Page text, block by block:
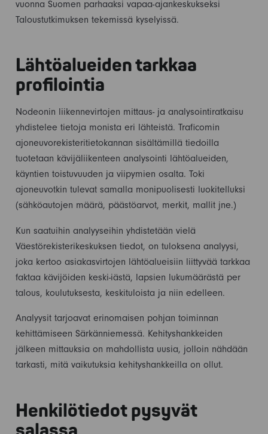
vuonna Suomen parhaaksi vapaa-ajankeskukseksi
Taloustutkimuksen tekemissä kyselyissä.
Lähtöalueiden tarkkaa
profilointia
Nodeonin liikennevirtojen mittaus- ja analysointiratkaisu
yhdistelee tietoja monista eri lähteistä. Traficomin
ajoneuvorekisteritietokannan sisältämillä tiedoilla
tuotetaan kävijäliikenteen analysointi lähtöalueiden,
käyntien toistuvuuden ja viipymien osalta. Toki
ajoneuvotkin tulevat samalla monipuolisesti luokitelluksi
(sähköautojen määrä, päästöarvot, merkit, mallit jne.)
Kun saatuihin analyyseihin yhdistetään vielä
Väestörekisterikeskuksen tiedot, on tuloksena analyysi,
joka kertoo asiakasvirtojen lähtöalueisiin liittyvää tarkkaa
faktaa kävijöiden keski-iästä, lapsien lukumäärästä per
talous, koulutuksesta, keskituloista ja niin edelleen.
Analyysit tarjoavat erinomaisen pohjan toiminnan
kehittämiseen Särkänniemessä. Kehityshankkeiden
jälkeen mittauksia on mahdollista uusia, jolloin nähdään
tarkasti, mitä vaikutuksia kehityshankkeilla on ollut.
Henkilötiedot pysyvät